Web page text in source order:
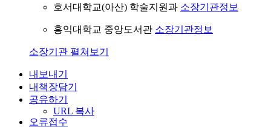
호서대학교(아산) 학술지원과 소장기관정보
홍익대학교 중앙도서관 소장기관정보
소장기관 펼쳐보기
내보내기
내책장담기
공유하기
URL 복사
오류접수